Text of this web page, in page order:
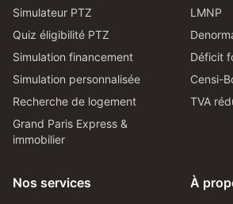
Simulateur PTZ
Quiz éligibilité PTZ
Simulation financement
Simulation personnalisée
Recherche de logement
Grand Paris Express &
immobilier
LMNP
Déficit
Censi-
TVA
Nos services À